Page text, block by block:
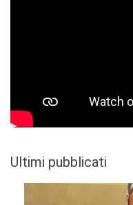
Ultimi pubblicati